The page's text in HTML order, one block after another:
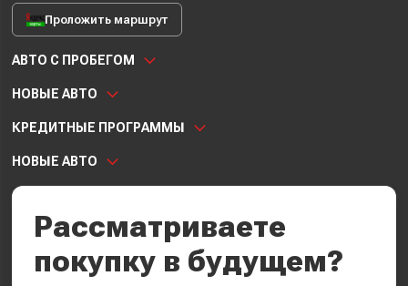
Проложить маршрут
АВТО С ПРОБЕГОМ
НОВЫЕ АВТО
КРЕДИТНЫЕ ПРОГРАММЫ
НОВЫЕ АВТО
Рассматриваете
покупку в будущем?